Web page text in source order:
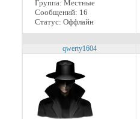
Группа: Местные
Сообщений: 16
Статус: Оффлайн
qwerty1604